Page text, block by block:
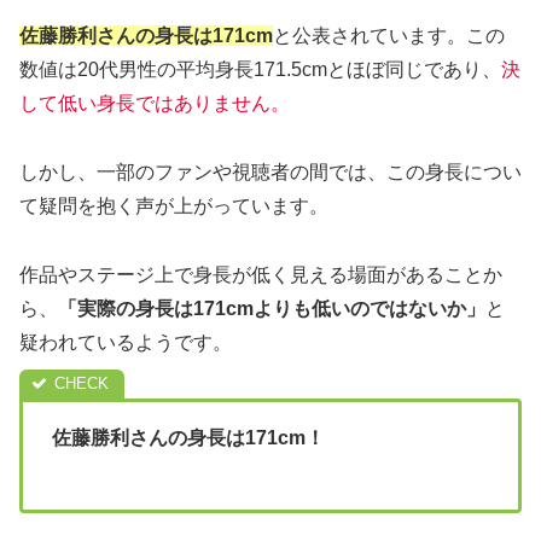
佐藤勝利さんの身長は171cmと公表されています。この
数値は20代男性の平均身長171.5cmとほぼ同じであり、 決
して低い身長ではありません。
しかし、一部のファンや視聴者の間では、この身長につい
て疑問を抱く声が上がっています。
作品やステージ上で身長が低く見える場面があることか
ら、
「実際の身長は171cmよりも低いのではないか」
と
疑われているようです。
佐藤勝利さんの身長は171cm！